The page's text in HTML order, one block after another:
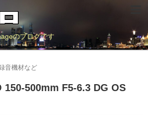
のブログです
音機材など
500mm F5-6.3 DG OS